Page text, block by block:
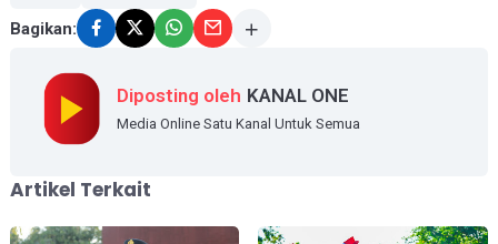
Bagikan:
Diposting oleh KANAL ONE
Media Online Satu Kanal Untuk Semua
Artikel Terkait